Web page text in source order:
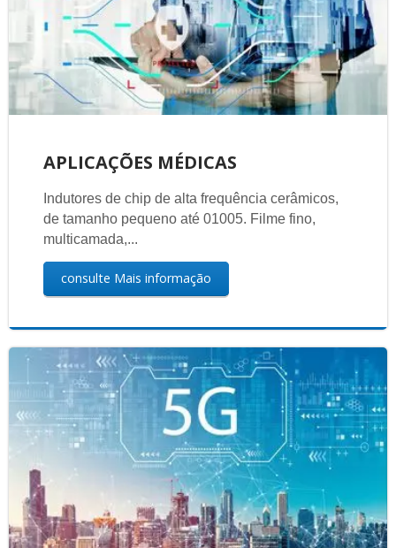
APLICAÇÕES MÉDICAS
Indutores de chip de alta frequência cerâmicos,
de tamanho pequeno até 01005. Filme fino,
multicamada,...
consulte Mais informação